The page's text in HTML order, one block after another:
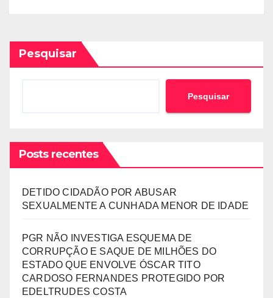
Pesquisar
Pesquisar
Posts recentes
DETIDO CIDADÃO POR ABUSAR
SEXUALMENTE A CUNHADA MENOR DE IDADE
PGR NÃO INVESTIGA ESQUEMA DE
CORRUPÇÃO E SAQUE DE MILHÕES DO
ESTADO QUE ENVOLVE ÓSCAR TITO
CARDOSO FERNANDES PROTEGIDO POR
EDELTRUDES COSTA